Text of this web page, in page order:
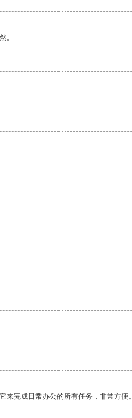
。
完成日常办公的所有任务，非常方便。